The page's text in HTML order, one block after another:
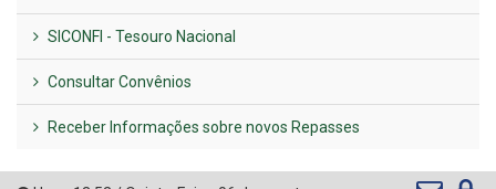
SICONFI - Tesouro Nacional
Consultar Convênios
Receber Informações sobre novos Repasses